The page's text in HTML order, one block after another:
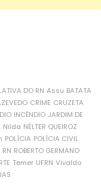
DO RN Assu BATATA
CRIME CRUZETA
INCÊNDIO JARDIM DE
Nilda NÉLTER QUEIROZ
POLÍCIA POLÍCIA CIVIL
RN ROBERTO GERMANO
Temer UFRN Vivaldo